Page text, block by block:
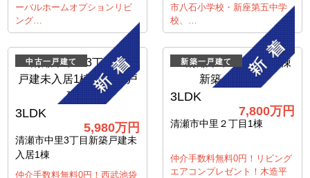
ーバルホームオプションリビ
ング…
市八石小学校・新座第五中学
校、…
中古一戸建て
3LDK
5,980万円
清瀬市中里3丁目新築戸建未
入居1棟
仲介手数料無料0円！西武池袋
新築一戸建て
3LDK
7,800万円
清瀬市中里２丁目1棟
仲介手数料無料0円！リビング
エアコンプレゼント！木造平